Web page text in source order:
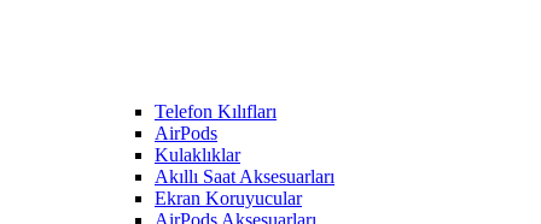
Telefon Kılıfları
AirPods
Kulaklıklar
Akıllı Saat Aksesuarları
Ekran Koruyucular
AirPods Aksesuarları